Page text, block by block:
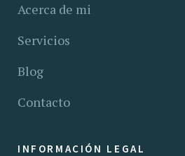
Acerca de mi
Servicios
Blog
Contacto
INFORMACIÓN LEGAL